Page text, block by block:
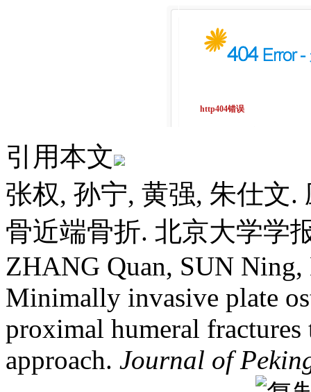
引用本文
张权, 孙宁, 黄强, 朱仕文
骨近端骨折. 北京大学学
ZHANG Quan, SUN
Minimally invasive plate
proximal humeral
approach. Journal of